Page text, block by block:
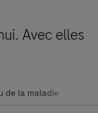
Avec elles
de la maladie